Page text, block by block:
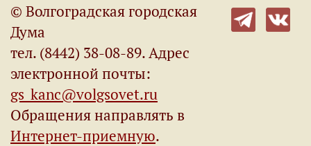
© Волгоградская городская
Дума
тел. (8442) 38-08-89. Адрес
электронной почты:
gs_kanc@volgsovet.ru
Обращения направлять в
Интернет-приемную.